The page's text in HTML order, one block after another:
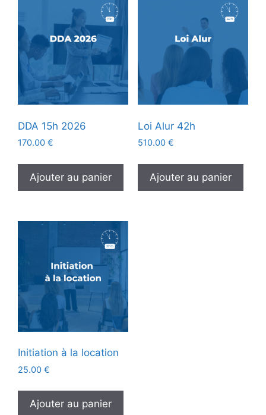
DDA 15h 2026
170.00 €
Ajouter au panier
Loi Alur 42h
510.00 €
Ajouter au panier
Initiation à la location
25.00 €
Ajouter au panier